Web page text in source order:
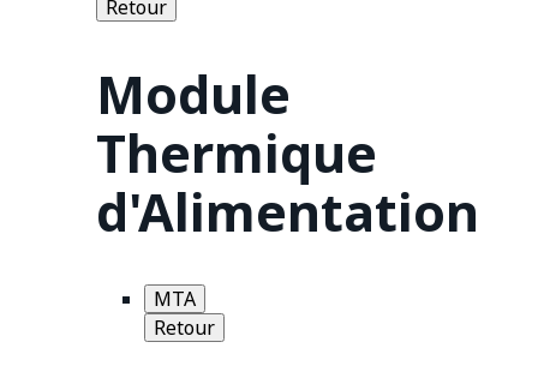
Retour
Module
Thermique
d'Alimentation
MTA
Retour